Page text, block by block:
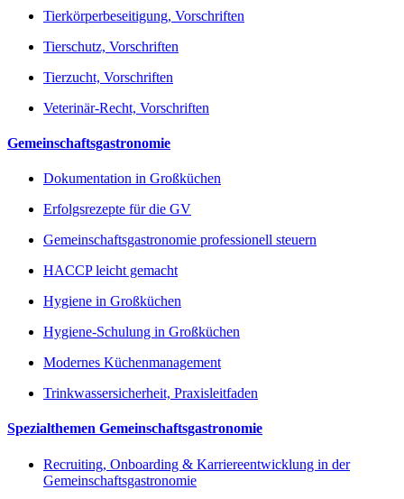
Tierkörperbeseitigung, Vorschriften
Tierschutz, Vorschriften
Tierzucht, Vorschriften
Veterinär-Recht, Vorschriften
Gemeinschaftsgastronomie
Dokumentation in Großküchen
Erfolgsrezepte für die GV
Gemeinschaftsgastronomie professionell steuern
HACCP leicht gemacht
Hygiene in Großküchen
Hygiene-Schulung in Großküchen
Modernes Küchenmanagement
Trinkwassersicherheit, Praxisleitfaden
Spezialthemen Gemeinschaftsgastronomie
Recruiting, Onboarding & Karriereentwicklung in der
Gemeinschaftsgastronomie